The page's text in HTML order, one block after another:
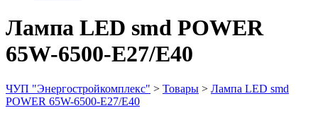
Лампа LED smd POWER
65W-6500-E27/E40
ЧУП "Энергостройкомплекс" > Товары > Лампа LED smd
POWER 65W-6500-E27/E40